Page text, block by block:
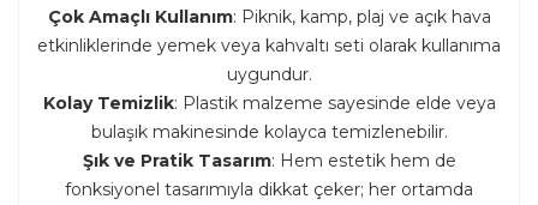
Çok Amaçlı Kullanım: Piknik, kamp, plaj ve açık hava
etkinliklerinde yemek veya kahvaltı seti olarak kullanıma
uygundur.
Kolay Temizlik: Plastik malzeme sayesinde elde veya
bulaşık makinesinde kolayca temizlenebilir.
Şık ve Pratik Tasarım: Hem estetik hem de
fonksiyonel tasarımıyla dikkat çeker; her ortamda